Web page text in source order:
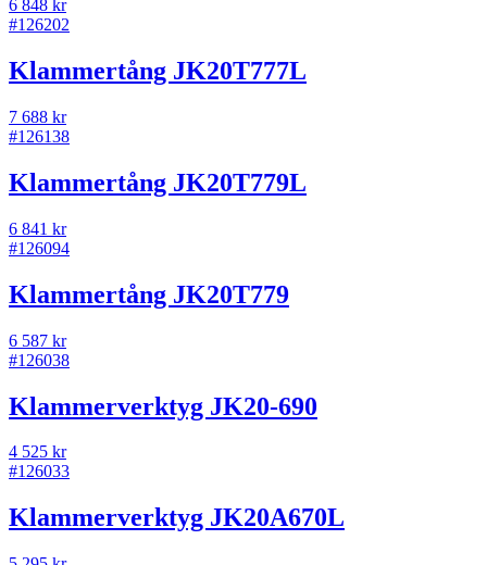
6 848 kr
#126202
Klammertång JK20T777L
7 688 kr
#126138
Klammertång JK20T779L
6 841 kr
#126094
Klammertång JK20T779
6 587 kr
#126038
Klammerverktyg JK20-690
4 525 kr
#126033
Klammerverktyg JK20A670L